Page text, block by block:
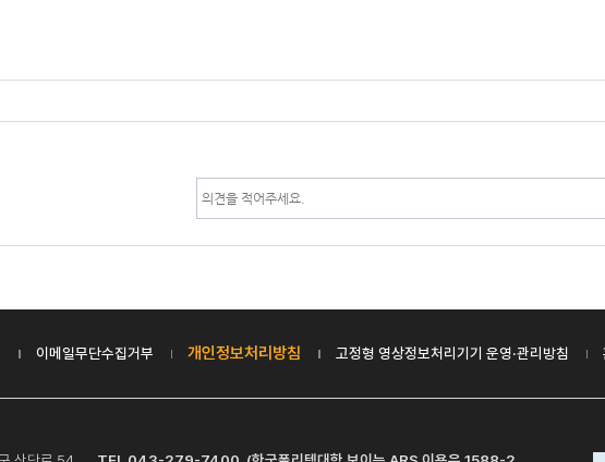
이메일무단수집거부 개인정보처리방침 고정형 영상정보처리기기 운영·관리방침